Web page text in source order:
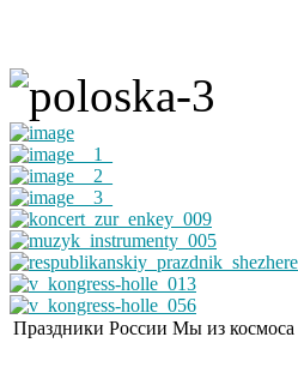
Праздники России Мы из космоса